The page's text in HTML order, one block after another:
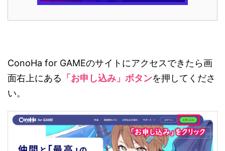
ConoHa for GAMEのサイトにアクセスできたら画
面右上にある 「お申し込み」ボタンを押してくださ
い。